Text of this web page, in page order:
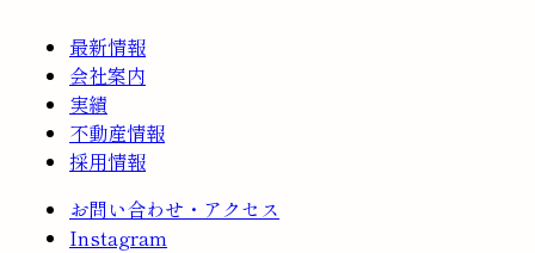
最新情報
会社案内
実績
不動産情報
採用情報
お問い合わせ・アクセス
Instagram